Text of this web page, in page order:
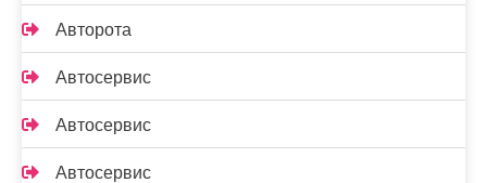
Авторота
Автосервис
Автосервис
Автосервис